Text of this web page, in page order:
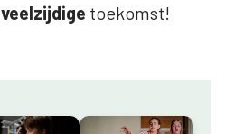
veelzijdige toekomst!